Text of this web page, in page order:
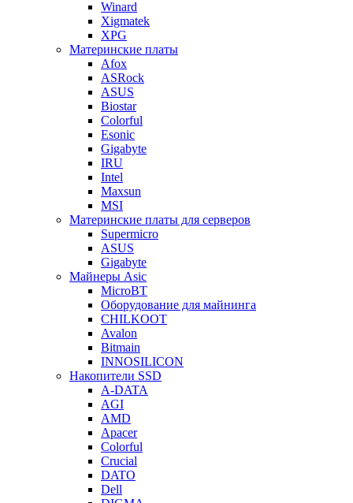
Winard
Xigmatek
XPG
Материнские платы
Afox
ASRock
ASUS
Biostar
Colorful
Esonic
Gigabyte
IRU
Intel
Maxsun
MSI
Материнские платы для серверов
Supermicro
ASUS
Gigabyte
Майнеры Asic
MicroBT
Оборудование для майнинга
CHILKOOT
Avalon
Bitmain
INNOSILICON
Накопители SSD
A-DATA
AGI
AMD
Apacer
Colorful
Crucial
DATO
Dell